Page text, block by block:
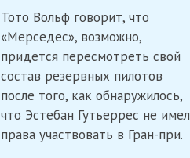
Тото Вольф говорит, что
«Мерседес», возможно,
придется пересмотреть свой
состав резервных пилотов
после того, как обнаружилось,
что Эстебан Гутьеррес не имел
права участвовать в Гран-при.